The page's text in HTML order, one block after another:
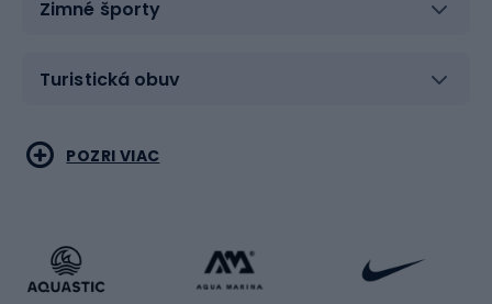
Zimné športy
Turistická obuv
Vodné športy
Beh
Bojové umenia
Raketové športy
POZRI VIAC